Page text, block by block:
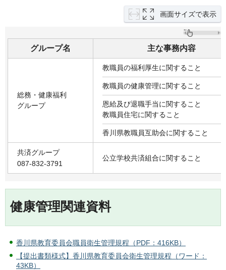
画面サイズで表示
グループ名 主な事務内容
総務・健康福利
グループ
教職員の福利厚生に関すること
教職員の健康管理に関すること
恩給及び退職手当に関すること
教職員住宅に関すること
香川県教職員互助会に関すること
共済グループ
087-832-3791
公立学校共済組合に関すること
健康管理関連資料
香川県教育委員会職員衛生管理規程（PDF：416KB）
【提出書類様式】香川県教育委員会衛生管理規程（ワード：
43KB）